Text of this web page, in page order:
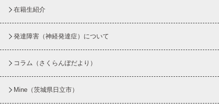
在籍生紹介
発達障害（神経発達症）について
コラム （さくらんぼだより）
Mine（茨城県日立市）